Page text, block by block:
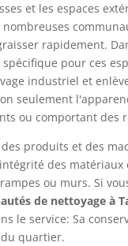
et les espaces
rapidement.
pour ces
industriel et
seulement
ou comportant des
produits et des
des matériaux
ou murs. Si
de nettoyage à
le service: Sa
quartier.